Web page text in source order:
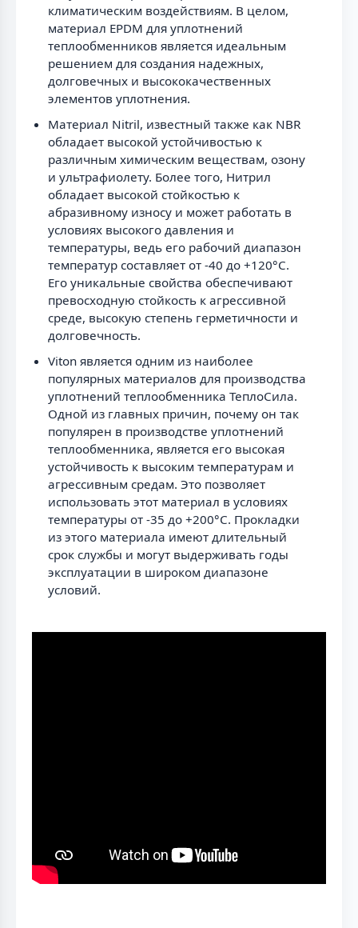
климатическим воздействиям. В целом,
материал EPDM для уплотнений
теплообменников является идеальным
решением для создания надежных,
долговечных и высококачественных
элементов уплотнения.
Материал Nitril, известный также как NBR
обладает высокой устойчивостью к
различным химическим веществам, озону
и ультрафиолету. Более того, Нитрил
обладает высокой стойкостью к
абразивному износу и может работать в
условиях высокого давления и
температуры, ведь его рабочий диапазон
температур составляет от -40 до +120°С.
Его уникальные свойства обеспечивают
превосходную стойкость к агрессивной
среде, высокую степень герметичности и
долговечность.
Viton является одним из наиболее
популярных материалов для производства
уплотнений теплообменника ТеплоСила.
Одной из главных причин, почему он так
популярен в производстве уплотнений
теплообменника, является его высокая
устойчивость к высоким температурам и
агрессивным средам. Это позволяет
использовать этот материал в условиях
температуры от -35 до +200°С. Прокладки
из этого материала имеют длительный
срок службы и могут выдерживать годы
эксплуатации в широком диапазоне
условий.